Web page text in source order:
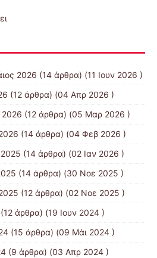
2026 (14 άρθρα) (11 Ιουν 2026 )
(12 άρθρα) (04 Απρ 2026 )
2026 (12 άρθρα) (05 Μαρ 2026 )
(14 άρθρα) (04 Φεβ 2026 )
(14 άρθρα) (02 Ιαν 2026 )
(14 άρθρα) (30 Νοε 2025 )
(12 άρθρα) (02 Νοε 2025 )
(12 άρθρα) (19 Ιουν 2024 )
(15 άρθρα) (09 Μάι 2024 )
(9 άρθρα) (03 Απρ 2024 )